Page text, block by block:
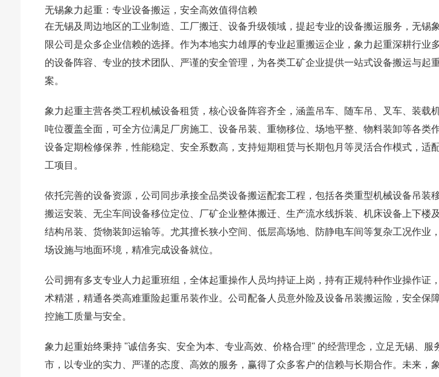
无锡象力起重：专业设备搬运，安全高效值得信赖
在无锡及周边地区的工业制造、工厂搬迁、设备升级领域，提起专业的设备搬运服务，无锡
限公司是众多企业信赖的选择。作为本地实力雄厚的专业起重搬运企业，象力起重深耕行业
的设备阵容、专业的技术团队、严谨的安全管理，为各类工矿企业提供一站式设备搬运与起
案。
象力起重主营各类工程机械设备租赁，核心设备阵容齐全，涵盖吊车、随车吊、叉车、装载
吨位覆盖全面，可全方位满足厂房施工、设备吊装、重物移位、场地平整、物料装卸等各类
设备定期检修保养，性能稳定、安全系数高，支持短期租赁与长期包月等灵活合作模式，适
工项目。
依托完善的设备资源，公司同步承接全品类设备搬运配套工程，包括各类重型机械设备吊装
搬运安装、无尘车间设备移位定位、厂矿企业整体搬迁、生产流水线拆装、机床设备上下楼
结构吊装、货物装卸运输等。尤其擅长狭小空间、低层高场地、防静电车间等复杂工况作业
场设施与地面环境，精准完成设备就位。
公司拥有多支专业人力起重班组，全体起重操作人员均持证上岗，持有正规特种作业操作证
术精湛，精通各类高难重险起重吊装作业。公司配备人员意外险及设备吊装搬运险，安全保
控施工质量与安全。
象力起重始终秉持 "诚信务实、安全为本、专业高效、价格合理" 的经营理念，立足无锡、服
市，以专业的实力、严谨的态度、高效的服务，赢得了众多客户的信赖与长期合作。未来，